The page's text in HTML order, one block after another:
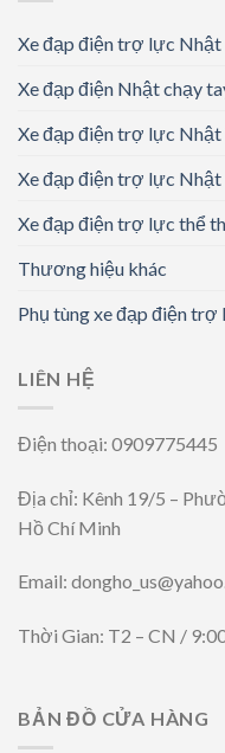
Xe đạp điện trợ lực Nhật
Xe đạp điện Nhật chạy
Xe đạp điện trợ lực Nhật
Xe đạp điện trợ lực Nhật
Xe đạp điện trợ lực thể
Thương hiệu khác
Phụ tùng xe đạp điện trợ
LIÊN HỆ
Điện thoại: 0909775445
Địa chỉ: Kênh 19/5 –
Hồ Chí Minh
Email:
Thời Gian: T2 – CN /
BẢN ĐỒ CỬA HÀNG